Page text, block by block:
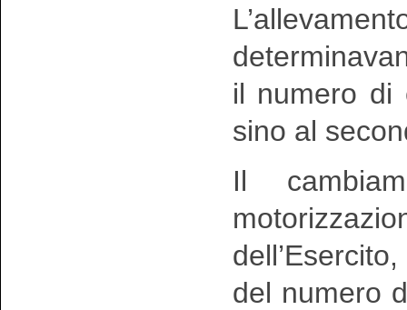
il numero di
sino al
Il
del numero